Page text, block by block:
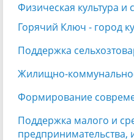
Физическая культура и
Горячий Ключ - город
Поддержка
Жилищно-
Формирование
Поддержка малого и
предпринимательства,